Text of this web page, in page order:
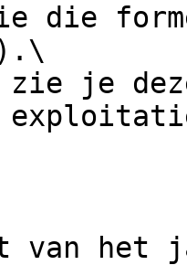
die
je
van het